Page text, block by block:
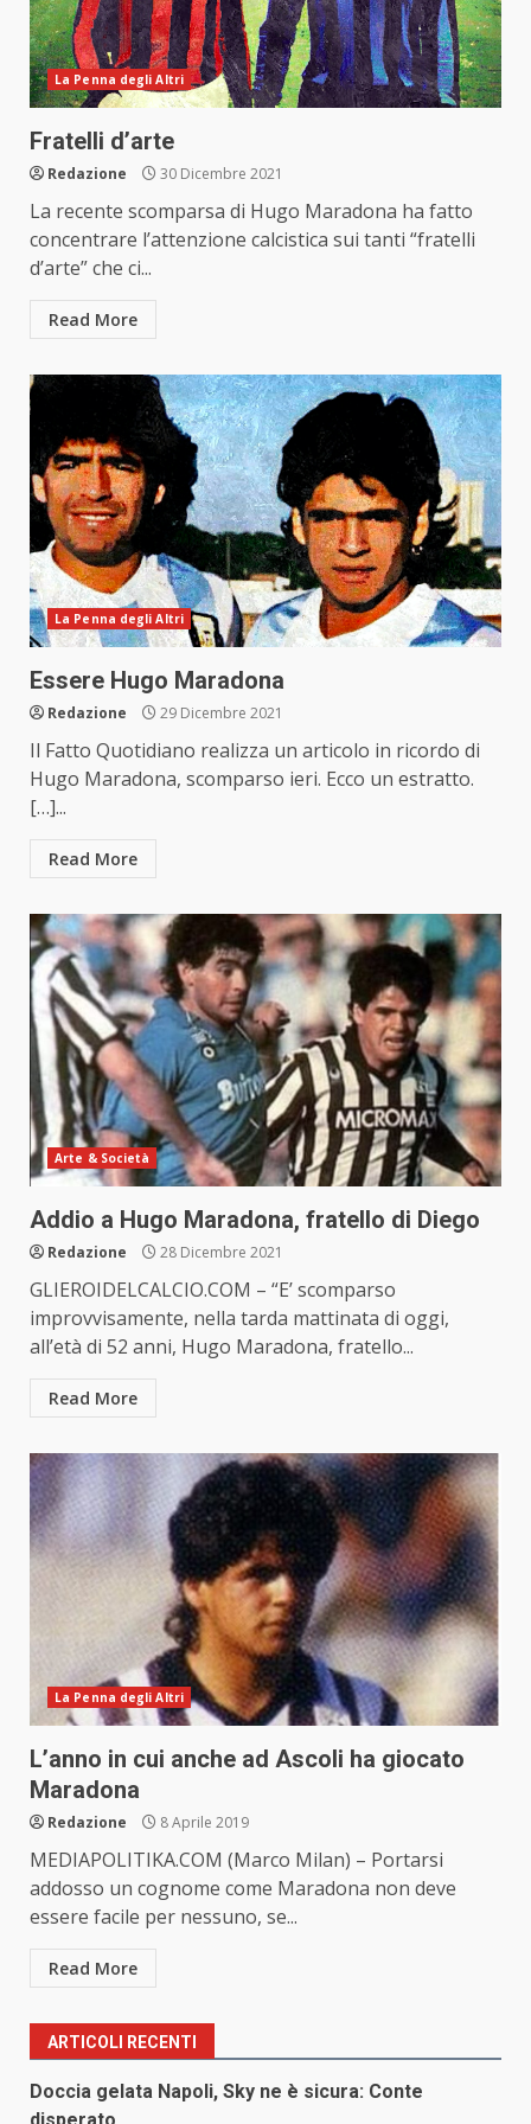
La Penna degli Altri
Fratelli d’arte
Redazione 30 Dicembre 2021
La recente scomparsa di Hugo Maradona ha fatto
concentrare l’attenzione calcistica sui tanti “fratelli
d’arte” che ci...
Read More
La Penna degli Altri
Essere Hugo Maradona
Redazione 29 Dicembre 2021
Il Fatto Quotidiano realizza un articolo in ricordo di
Hugo Maradona, scomparso ieri. Ecco un estratto.
[…]...
Read More
Arte & Società
Addio a Hugo Maradona, fratello di Diego
Redazione 28 Dicembre 2021
GLIEROIDELCALCIO.COM – “E’ scomparso
improvvisamente, nella tarda mattinata di oggi,
all’età di 52 anni, Hugo Maradona, fratello...
Read More
La Penna degli Altri
L’anno in cui anche ad Ascoli ha giocato
Maradona
Redazione 8 Aprile 2019
MEDIAPOLITIKA.COM (Marco Milan) – Portarsi
addosso un cognome come Maradona non deve
essere facile per nessuno, se...
Read More
ARTICOLI RECENTI
Doccia gelata Napoli, Sky ne è sicura: Conte